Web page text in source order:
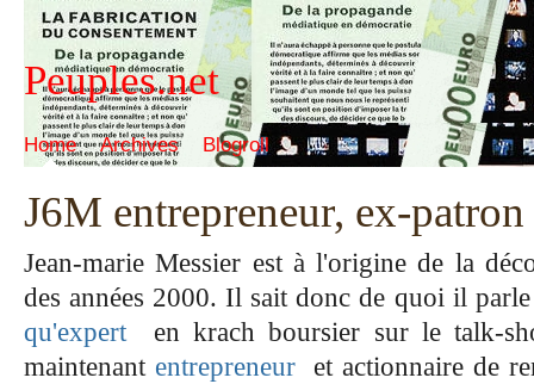
Peuples.net
Home Archives Blogroll
J6M entrepreneur, ex-
Jean-marie Messier est à l'origine de la
des années 2000. Il sait donc de quoi il
qu'expert
en krach boursier sur le talk-
maintenant entrepreneur
et actionnaire de